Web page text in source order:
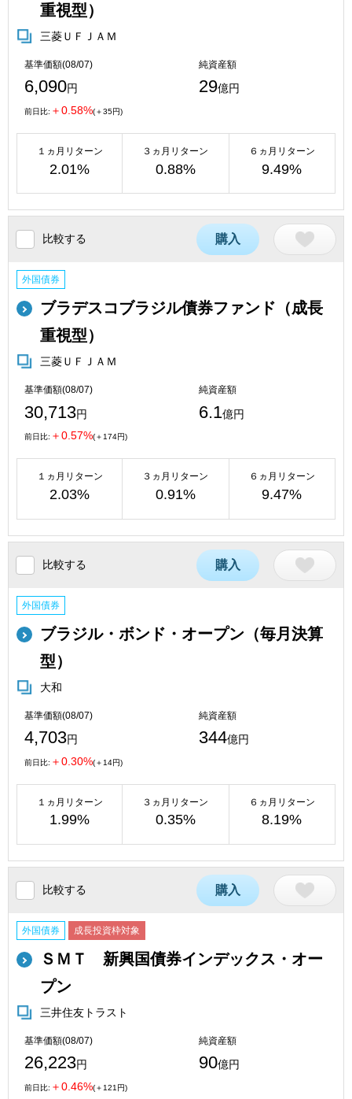
重視型）
三菱ＵＦＪＡＭ
基準価額(08/07)
6,090円
純資産額
29億円
前日比: ＋0.58%(＋35円)
１ヵ月リターン
2.01%
３ヵ月リターン
0.88%
６ヵ月リターン
9.49%
比較する 購入
外国債券
ブラデスコブラジル債券ファンド（成長
重視型）
三菱ＵＦＪＡＭ
基準価額(08/07)
30,713円
純資産額
6.1億円
前日比: ＋0.57%(＋174円)
１ヵ月リターン
2.03%
３ヵ月リターン
0.91%
６ヵ月リターン
9.47%
比較する 購入
外国債券
ブラジル・ボンド・オープン（毎月決算
型）
大和
基準価額(08/07)
4,703円
純資産額
344億円
前日比: ＋0.30%(＋14円)
１ヵ月リターン
1.99%
３ヵ月リターン
0.35%
６ヵ月リターン
8.19%
比較する 購入
外国債券 成長投資枠対象
ＳＭＴ 新興国債券インデックス・オー
プン
三井住友トラスト
基準価額(08/07)
26,223円
純資産額
90億円
前日比: ＋0.46%(＋121円)